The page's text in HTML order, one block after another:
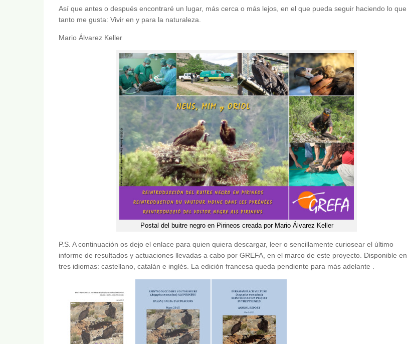
Así que antes o después encontraré un lugar, más cerca o más lejos, en el que pueda seguir haciendo lo que
tanto me gusta: Vivir en y para la naturaleza.
Mario Álvarez Keller
Postal del buitre negro en Pirineos creada por Mario Álvarez Keller
P.S. A continuación os dejo el enlace para quien quiera descargar, leer o sencillamente curiosear el último
informe de resultados y actuaciones llevadas a cabo por GREFA, en el marco de este proyecto. Disponible en
tres idiomas: castellano, catalán e inglés. La edición francesa queda pendiente para más adelante .